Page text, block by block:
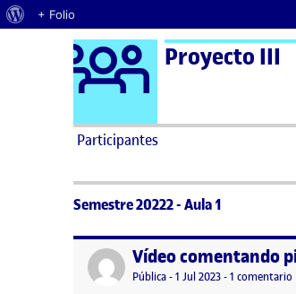
Acerca de WordPress
+ Folio
Saltar al contenido Logo Ágora
Proyecto III
Participantes
Semestre 20222 - Aula 1
Publicado por
Visibilidad:
Pública-Fecha de publicación
1 Jul 2023-1 comentario